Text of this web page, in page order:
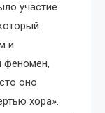
участие
и
феномен,
оно
хора».